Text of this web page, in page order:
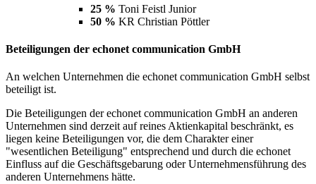
25 % Toni Feistl Junior
50 % KR Christian Pöttler
Beteiligungen der echonet communication GmbH
An welchen Unternehmen die echonet communication GmbH selbst
beteiligt ist.
Die Beteiligungen der echonet communication GmbH an anderen
Unternehmen sind derzeit auf reines Aktienkapital beschränkt, es
liegen keine Beteiligungen vor, die dem Charakter einer
"wesentlichen Beteiligung" entsprechend und durch die echonet
Einfluss auf die Geschäftsgebarung oder Unternehmensführung des
anderen Unternehmens hätte.